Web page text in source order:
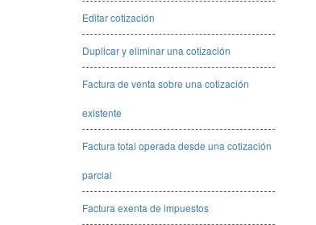
Editar cotización
Duplicar y eliminar una cotización
Factura de venta sobre una cotización
existente
Factura total operada desde una cotización
parcial
Factura exenta de impuestos